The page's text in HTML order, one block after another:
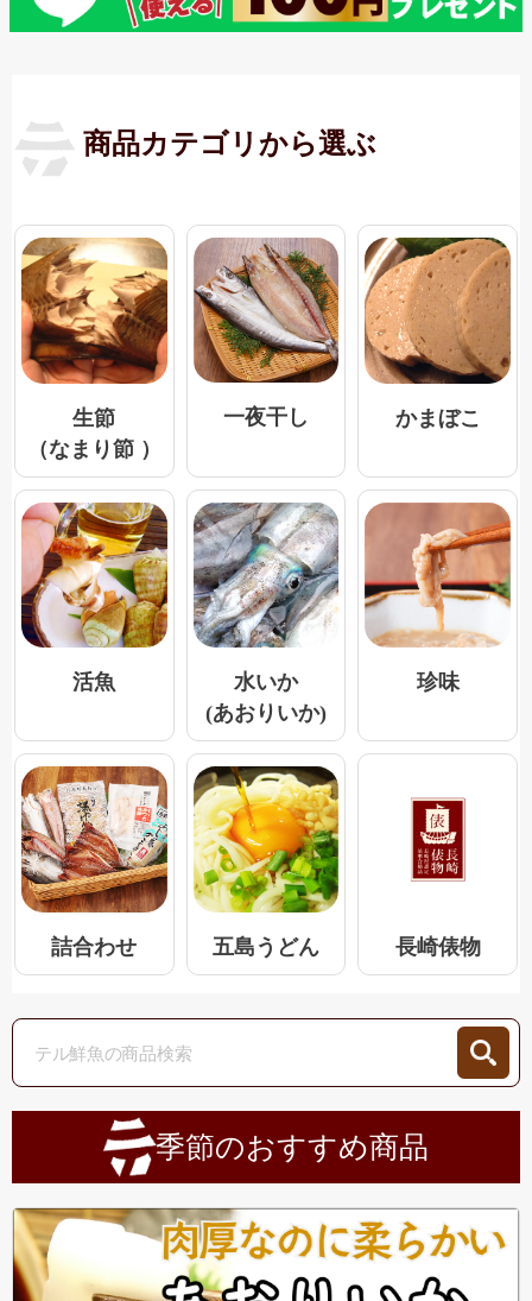
商品カテゴリから選ぶ
生節
（なまり節 ）
一夜干し かまぼこ
活魚
水いか
(あおりいか)
珍味
詰合わせ 五島うどん 長崎俵物
季節のおすすめ商品